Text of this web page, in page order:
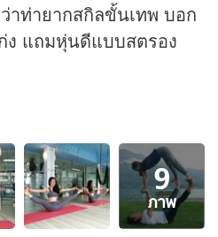
าท่ายากสกิลขั้นเทพ บอก
ง แถมหุ่นดีแบบสตรอง
9
ภาพ